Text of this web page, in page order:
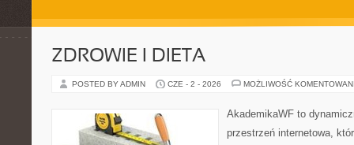
ZDROWIE I DIETA
POSTED BY ADMIN CZE - 2 - 2026 MOŻLIWOŚĆ
AkademikaWF to
przestrzeń internetowa,